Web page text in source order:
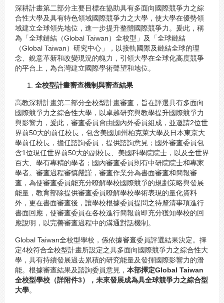
深耕計畫第二部分主要目標在協助具有多面向國際競爭力之綜
合性大學及具有特色領域國際競爭力之大學，使大學在優勢領
域建立全球領先地位，進一步提升整體國際競爭力。爰此，稱
為「全球鏈結（Global Taiwan）全校型」及「全球鏈結
（Global Taiwan）研究中心」，以接軌國際及鏈結全球的理
念、銳意革新和改變現況的魄力，引領大學在全球化高度競爭
的平台上，為台灣建立國際學術聲望和地位。
全校型計畫審查機制與審查結果
高教深耕計畫第二部分全校型計畫審查，旨在評選具有多面向
國際競爭力之綜合性大學，以卓越研究與教學提升國際競爭力
與影響力，爰此，審查委員會由國內外委員組成，並邀請2位世
界前50大的前任校長，包含美國加州柏克萊大學及日本東京大
學前任校長，擔任諮詢委員，提供諮詢意見；國外審查委員包
含1位現任世界前50大的副校長、美國科學院院士，以及全世界
百大、學有專精的學者；國內審查委員則有中研院院士和專家
學者。審查過程審慎嚴謹，審查作業分為書面審查和簡報審
查，為使審查委員能充分瞭解學校國際競爭的規劃策略與發展
能量，教育部除提供審查委員瞭解學校學術表現的量化資料
外，更在書面審查後，讓學校根據委員提問之待釐清事項進行
書面回應，使審查委員在各校進行簡報前即充分獲知學校的回
應說明，以完善審查過程中的溝通對話機制。
Global Taiwan全校型學校，係依據審查委員評選結果決定。擇
定4校符合全校型計畫所設定之具多面向國際競爭力之綜合性大
學，具有持續發展過去累積的研究能量及發揮國際影響力的潛
能。根據審查結果及諮詢委員意見， 本部擇定Global Taiwan
全校型學校（詳附件3），未來發展成為具全球競爭力之綜合型
大學。